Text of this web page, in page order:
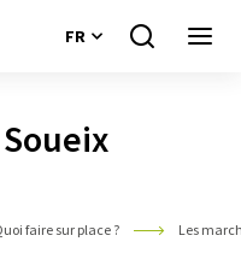
FR
Je
faire sur place ? Les